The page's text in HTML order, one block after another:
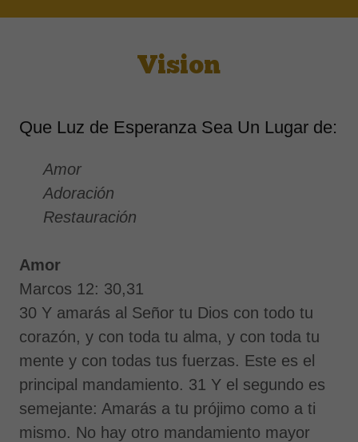
Vision
Que Luz de Esperanza Sea Un Lugar de:
Amor
Adoración
Restauración
Amor
Marcos 12: 30,31
30 Y amarás al Señor tu Dios con todo tu
corazón, y con toda tu alma, y con toda tu
mente y con todas tus fuerzas. Este es el
principal mandamiento. 31 Y el segundo es
semejante: Amarás a tu prójimo como a ti
mismo. No hay otro mandamiento mayor